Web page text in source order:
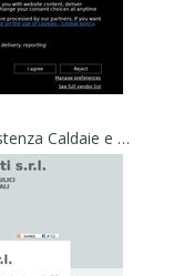
Valeri Impianti s.r.l. a Jesi (AN) Assistenza Caldaie e Climatizzatori - Valeri Impianti s.r.l. Termoidraulica Civili e Industriali Jesi (AN)